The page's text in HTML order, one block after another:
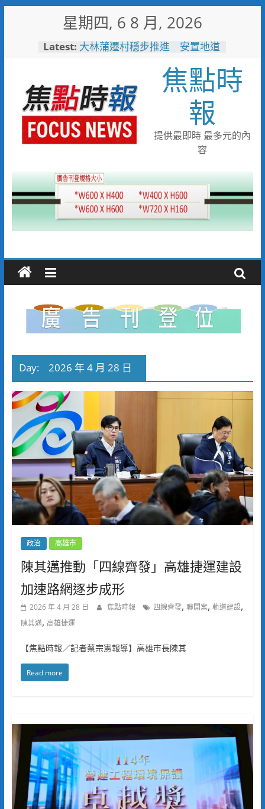
星期四, 6 8 月, 2026
Latest: 「七轉七接」水湳轉運中心交通
大林蒲遷村穩步推進 安置地道
路成型116年啟動配地
「不好意思麻煩別人」惹人心
疼！鳳雄暖警化身守護者護送返
家
高雄水利局推水保闖關活動 親
糖」 方糖變身萌角色重啟糖業
文化新故事
焦點時
報
提供最即時 最多元的內
容
Day: 2026 年 4 月 28 日
政治 高雄市
陳其邁推動「四線齊發」高雄捷運建設
加速路網逐步成形
2026 年 4 月 28 日 焦點時報 四線齊發, 聯開案, 軌道建設,
陳其邁, 高雄捷運
【焦點時報／記者蔡宗憲報導】高雄市長陳其
Read more